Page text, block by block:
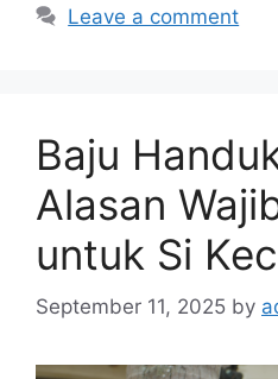
Leave a comment
Baju
Alasan
untuk Si
September 11, 2025 by